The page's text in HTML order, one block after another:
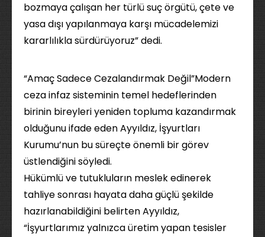
bozmaya çalışan her türlü suç örgütü, çete ve
yasa dışı yapılanmaya karşı mücadelemizi
kararlılıkla sürdürüyoruz” dedi.
“Amaç Sadece Cezalandırmak Değil”Modern
ceza infaz sisteminin temel hedeflerinden
birinin bireyleri yeniden topluma kazandırmak
olduğunu ifade eden Ayyıldız, İşyurtları
Kurumu’nun bu süreçte önemli bir görev
üstlendiğini söyledi.
Hükümlü ve tutukluların meslek edinerek
tahliye sonrası hayata daha güçlü şekilde
hazırlanabildiğini belirten Ayyıldız,
“İşyurtlarımız yalnızca üretim yapan tesisler